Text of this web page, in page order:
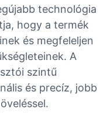
technológia
hogy a termék
és megfeleljen
A
szintű
és precíz, jobb